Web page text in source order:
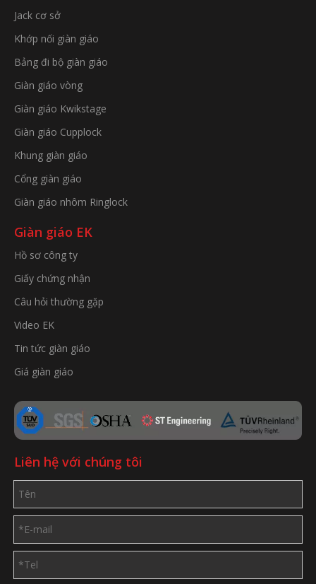
Jack cơ sở
Khớp nối giàn giáo
Bảng đi bộ giàn giáo
Giàn giáo vòng
Giàn giáo Kwikstage
Giàn giáo Cupplock
Khung giàn giáo
Cổng giàn giáo
Giàn giáo nhôm Ringlock
Giàn giáo EK
Hồ sơ công ty
Giấy chứng nhận
Câu hỏi thường gặp
Video EK
Tin tức giàn giáo
Giá giàn giáo
Liên hệ với chúng tôi